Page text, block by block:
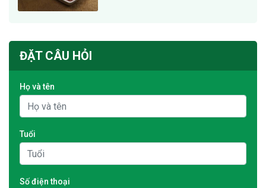
ĐẶT CÂU HỎI
Họ và tên
Tuổi
Số điện thoại